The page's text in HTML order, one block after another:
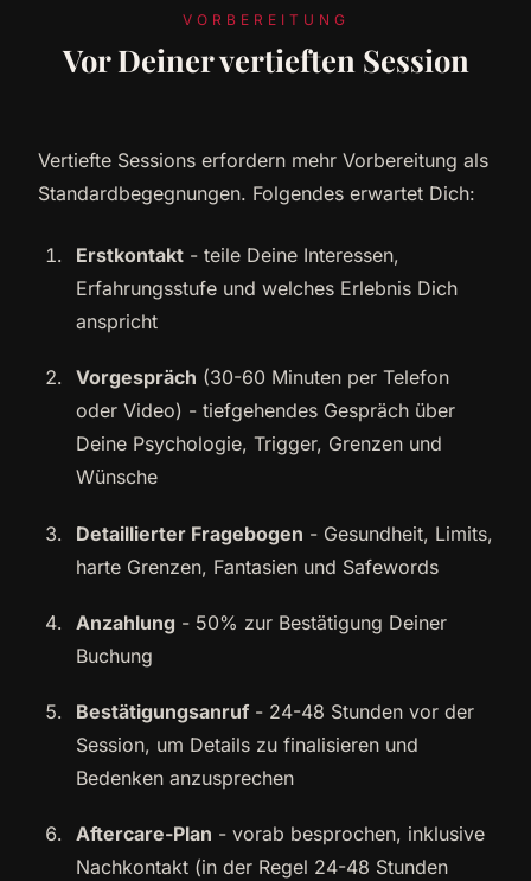
VORBEREITUNG
Vor Deiner vertieften Session
Vertiefte Sessions erfordern mehr Vorbereitung als
Standardbegegnungen. Folgendes erwartet Dich:
Erstkontakt - teile Deine Interessen,
Erfahrungsstufe und welches Erlebnis Dich
anspricht
Vorgespräch (30-60 Minuten per Telefon
oder Video) - tiefgehendes Gespräch über
Deine Psychologie, Trigger, Grenzen und
Wünsche
Detaillierter Fragebogen - Gesundheit, Limits,
harte Grenzen, Fantasien und Safewords
Anzahlung - 50% zur Bestätigung Deiner
Buchung
Bestätigungsanruf - 24-48 Stunden vor der
Session, um Details zu finalisieren und
Bedenken anzusprechen
Aftercare-Plan - vorab besprochen, inklusive
Nachkontakt (in der Regel 24-48 Stunden